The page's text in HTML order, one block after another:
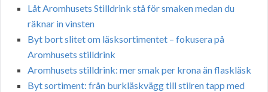
Låt Aromhusets Stilldrink stå för smaken medan du
räknar in vinsten
Byt bort slitet om läsksortimentet – fokusera på
Aromhusets stilldrink
Aromhusets stilldrink: mer smak per krona än flaskläsk
Byt sortiment: från burkläskvägg till stilren tapp med